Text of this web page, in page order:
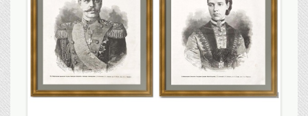
Российская империя
Европа
Мир
Исторические карты
Виды городов